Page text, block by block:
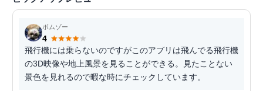
ボムゾー
4
飛行機には乗らないのですがこのアプリは飛んでる飛行機
の3D映像や地上風景を見ることができる。見たことない
景色を見れるので暇な時にチェックしています。